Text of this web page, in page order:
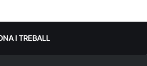
I TREBALL